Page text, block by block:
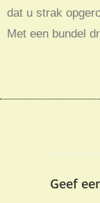
dat u strak
Met een bundel
Geef